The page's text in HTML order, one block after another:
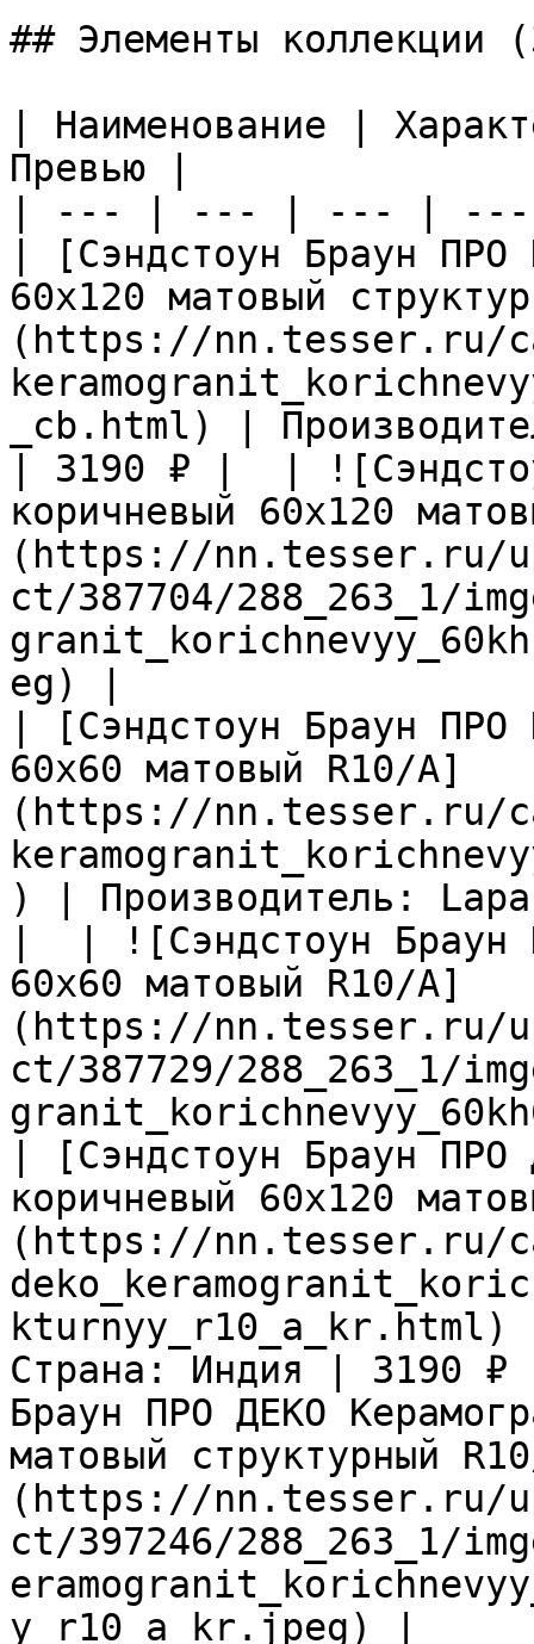
## Элементы коллекции
| Наименование |
Превью |
| --- | --- | --- |
| [Сэндстоун Браун ПРО
60х120 матовый
(https://nn.tesser.ru/
_cb.html) |
| 3190 ₽ |  |
коричневый 60х120
(https://nn.tesser.ru/
ct/387704/288_263_1/
eg) |
| [Сэндстоун Браун ПРО
60х60 матовый R10/A]
(https://nn.tesser.ru/
) | Производитель:
|  | ![Сэндстоун Браун
60х60 матовый R10/A]
(https://nn.tesser.ru/
ct/387729/288_263_1/
| [Сэндстоун Браун ПРО
коричневый 60х120
(https://nn.tesser.ru/
kturnyy_r10_a_kr.html)
Страна: Индия | 3190
Браун ПРО ДЕКО
матовый структурный
(https://nn.tesser.ru/
ct/397246/288_263_1/
y_r10_a_kr.jpeg) |